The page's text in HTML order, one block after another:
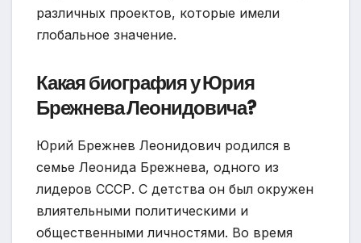
различных проектов, которые имели
глобальное значение.
Какая биография у Юрия
Брежнева Леонидовича?
Юрий Брежнев Леонидович родился в
семье Леонида Брежнева, одного из
лидеров СССР. С детства он был окружен
влиятельными политическими и
общественными личностями. Во время